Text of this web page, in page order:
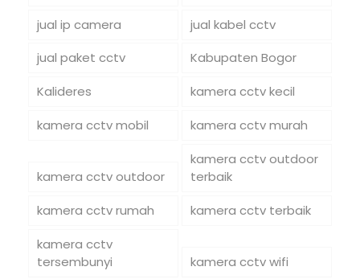
jual ip camera
jual kabel cctv
jual paket cctv
Kabupaten Bogor
Kalideres
kamera cctv kecil
kamera cctv mobil
kamera cctv murah
kamera cctv outdoor
kamera cctv outdoor
terbaik
kamera cctv rumah
kamera cctv terbaik
kamera cctv
tersembunyi
kamera cctv wifi